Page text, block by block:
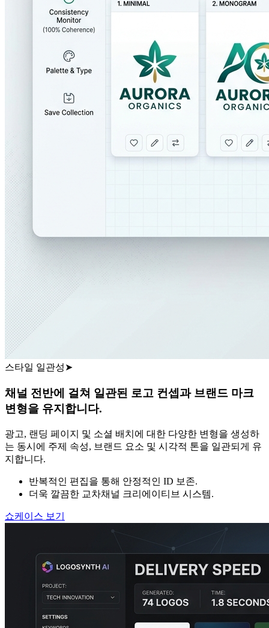
스타일 일관성 ➤
채널 전반에 걸쳐 일관된 로고 컨셉과 브랜드 마크
변형을 유지합니다.
광고, 랜딩 페이지 및 소셜 배치에 대한 다양한 변형을 생성하
는 동시에 주제 속성, 브랜드 요소 및 시각적 톤을 일관되게 유
지합니다.
반복적인 편집을 통해 안정적인 ID 보존.
더욱 깔끔한 교차채널 크리에이티브 시스템.
쇼케이스 보기